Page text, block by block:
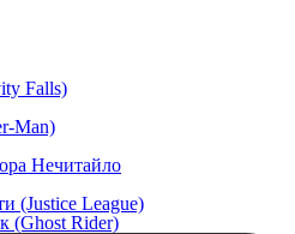
Falls)
Man)
Нечитайло
(Justice League)
(Ghost Rider)